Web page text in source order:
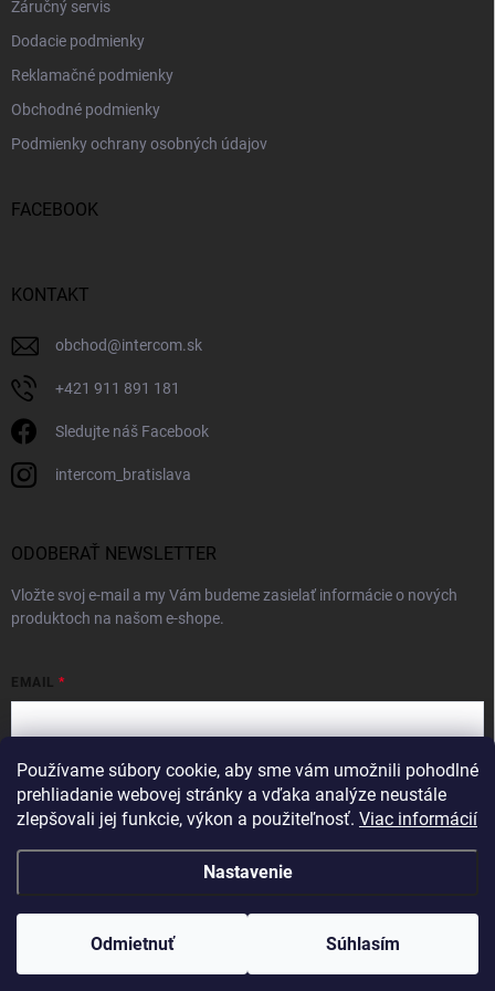
Používame súbory cookie, aby sme vám umožnili pohodlné
prehliadanie webovej stránky a vďaka analýze neustále
zlepšovali jej funkcie, výkon a použiteľnosť. Viac informácií
Nastavenie
Odmietnuť Súhlasím
Záručný servis
Dodacie podmienky
Reklamačné podmienky
Obchodné podmienky
Podmienky ochrany osobných údajov
FACEBOOK
KONTAKT
obchod@intercom.sk
+421 911 891 181
Sledujte náš Facebook
intercom_bratislava
ODOBERAŤ NEWSLETTER
Vložte svoj e-mail a my Vám budeme zasielať informácie o nových
produktoch na našom e-shope.
EMAIL
Vložením e-mailu súhlasíte spodmienkami ochrany osobných údajov
Prihlásiť sa
Vytvoril Shoptet
Copyright 2026 . Všetky práva vyhradené.